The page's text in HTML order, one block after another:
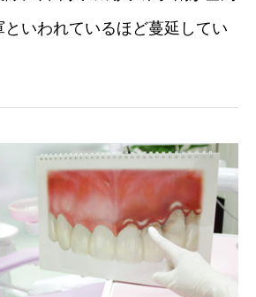
いわれているほど蔓延してい